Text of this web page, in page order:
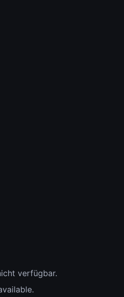
verfügbar.